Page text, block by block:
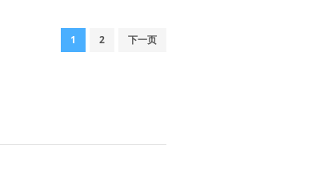
1 2 下一页